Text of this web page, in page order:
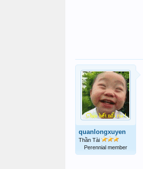
quanlongxuyen
Thần Tài
Perennial member